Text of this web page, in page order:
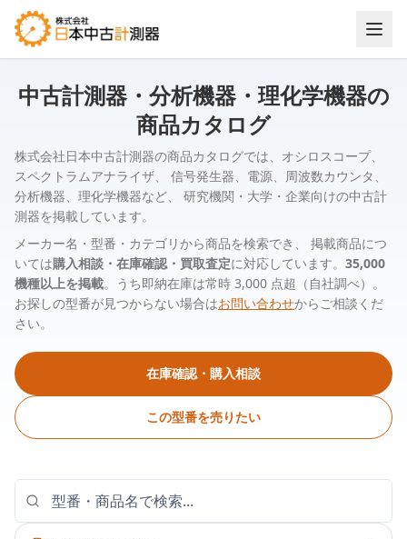
中古計測器・分析機器・理化学機器の
商品カタログ
株式会社日本中古計測器の商品カタログでは、オシロスコープ、
スペクトラムアナライザ、 信号発生器、電源、周波数カウンタ、
分析機器、理化学機器など、 研究機関・大学・企業向けの中古計
測器を掲載しています。
メーカー名・型番・カテゴリから商品を検索でき、 掲載商品につ
いては購入相談・在庫確認・買取査定に対応しています。 35,000
機種以上を掲載。うち即納在庫は常時 3,000 点超（自社調べ）。
お探しの型番が見つからない場合はお問い合わせからご相談くだ
さい。
在庫確認・購入相談
この型番を売りたい